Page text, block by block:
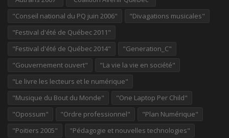
"Conseil national du PQ juin 2006"
"Divagations musicales"
"Festival d'été de Québec 2011"
"Festival d'été de Québec 2014"
"Generation_C"
"Gouvernement ouvert"
"La vie la vie en société"
"Le livre les lecteurs et le numérique"
"Musique du Bout du Monde"
"One Laptop Per Child"
"Opossum"
"Ordre professionnel"
"Plan Numérique"
"Poitiers 2005"
"Pédagogie et nouvelles technologies"